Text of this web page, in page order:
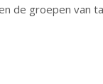
de groepen van